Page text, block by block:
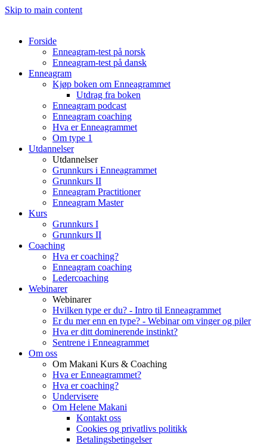
Skip to main content
Forside
Enneagram-test på norsk
Enneagram-test på dansk
Enneagram
Kjøp boken om Enneagrammet
Utdrag fra boken
Enneagram podcast
Enneagram coaching
Hva er Enneagrammet
Om type 1
Utdannelser
Utdannelser
Grunnkurs i Enneagrammet
Grunnkurs II
Enneagram Practitioner
Enneagram Master
Kurs
Grunnkurs I
Grunnkurs II
Coaching
Hva er coaching?
Enneagram coaching
Ledercoaching
Webinarer
Webinarer
Hvilken type er du? - Intro til Enneagrammet
Er du mer enn en type? - Webinar om vinger og piler
Hva er ditt dominerende instinkt?
Sentrene i Enneagrammet
Om oss
Om Makani Kurs & Coaching
Hva er Enneagrammet?
Hva er coaching?
Undervisere
Om Helene Makani
Kontakt oss
Cookies og privatlivs politikk
Betalingsbetingelser